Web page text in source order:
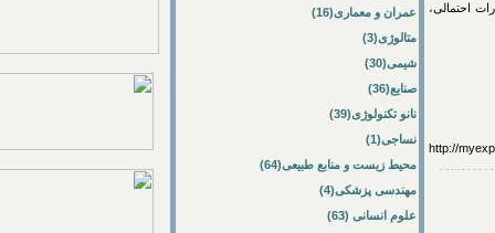
http://
عمران و معماری(16)
متالوژی(3)
شیمی(30)
صنایع(36)
نانو تکنولوژی(39)
نساجی(1)
محیط زیست و منابع طبیعی(64)
مهندسی پزشکی(4)
علوم انسانی (63)